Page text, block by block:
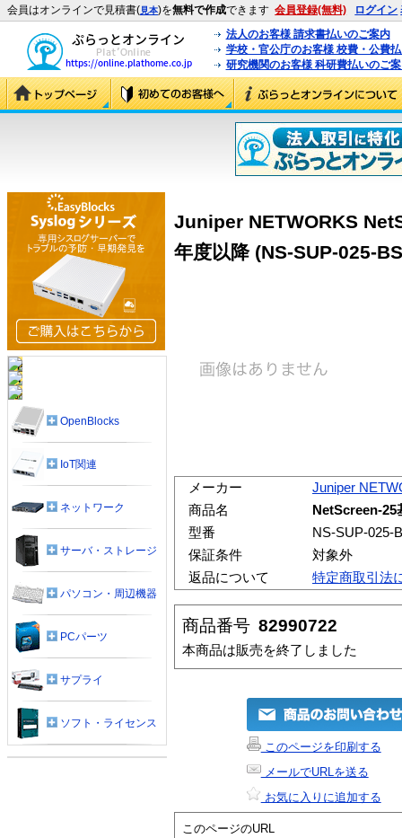
会員はオンラインで見積書(見本)を無料で作成できます 会員登録(無料) ログイン
法人のお客様 請求書払いのご案内
学校・官公庁のお客様 校費・公費
研究機関のお客様 科研費払いのご
Juniper NETWORKS
年度以降 (NS-SUP-025-
メーカー
Juniper
商品名
NetScreen-
型番
NS-SUP-025-
保証条件
対象外
返品について
特定商取引法
商品番号 82990722
本商品は販売を終了しました
このページを印刷する
メールでURLを送る
お気に入りに追加する
このページのURL
OpenBlocks
IoT関連
ネットワーク
サーバ・ストレージ
パソコン・周辺機器
PCパーツ
サプライ
ソフト・ライセンス